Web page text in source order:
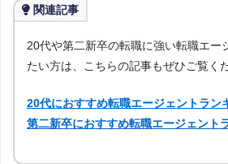
関連記事
20代や第二新卒の転職に強い転職エー
たい方は、こちらの記事もぜひご覧く
20代におすすめ転職エージェントラン
第二新卒におすすめ転職エージェント